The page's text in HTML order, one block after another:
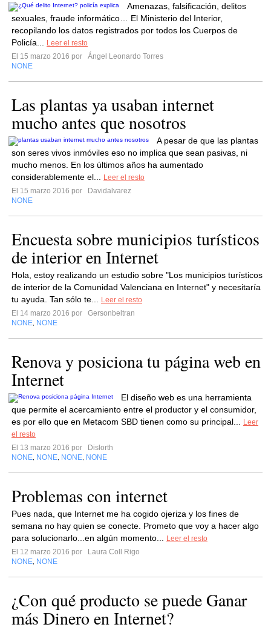
Amenazas, falsificación, delitos
sexuales, fraude informático… El Ministerio del Interior,
recopilando los datos registrados por todos los Cuerpos de
Policía...
Leer el resto
El 15 marzo 2016 por
Ángel Leonardo Torres
NONE
Las plantas ya usaban internet
mucho antes que nosotros
A pesar de que las plantas
son seres vivos inmóviles eso no implica que sean pasivas, ni
mucho menos. En los últimos años ha aumentado
considerablemente el...
Leer el resto
El 15 marzo 2016 por
Davidalvarez
NONE
Encuesta sobre municipios turísticos
de interior en Internet
Hola, estoy realizando un estudio sobre "Los municipios turísticos
de interior de la Comunidad Valenciana en Internet" y necesitaría
tu ayuda. Tan sólo te...
Leer el resto
El 14 marzo 2016 por
Gersonbeltran
NONE NONE
Renova y posiciona tu página web en
Internet
El diseño web es una herramienta
que permite el acercamiento entre el productor y el consumidor,
es por ello que en Metacom SBD tienen como su principal...
Leer
el resto
El 13 marzo 2016 por
Dislorth
NONE NONE NONE NONE
Problemas con internet
Pues nada, que Internet me ha cogido ojeriza y los fines de
semana no hay quien se conecte. Prometo que voy a hacer algo
para solucionarlo...en algún momento...
Leer el resto
El 12 marzo 2016 por
Laura Coll Rigo
NONE NONE
¿Con qué producto se puede Ganar
más Dinero en Internet?